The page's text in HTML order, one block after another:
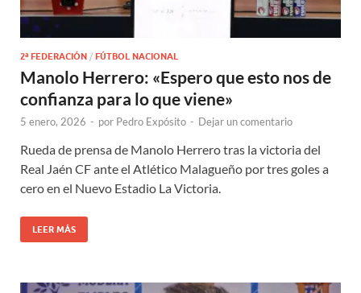
2ª FEDERACIÓN / FÚTBOL NACIONAL
Manolo Herrero: «Espero que esto nos de
confianza para lo que viene»
5 enero, 2026 - por Pedro Expósito - Dejar un comentario
Rueda de prensa de Manolo Herrero tras la victoria del
Real Jaén CF ante el Atlético Malagueño por tres goles a
cero en el Nuevo Estadio La Victoria.
LEER MÁS